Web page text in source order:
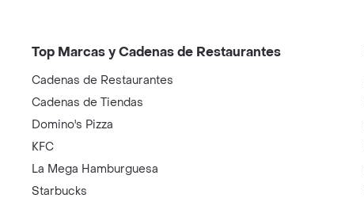
Top Marcas y Cadenas de Restaurantes
Cadenas de Restaurantes
Cadenas de Tiendas
Domino's Pizza
KFC
La Mega Hamburguesa
Starbucks